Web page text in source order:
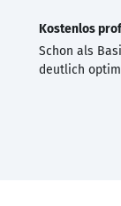
Kostenlos
Schon als
deutlich